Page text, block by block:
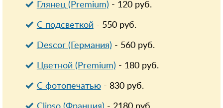
Глянец (Premium) - 120руб.
С подсветкой- 550руб.
Descor (Германия) - 560руб.
Цветной (Premium) - 180руб.
С фотопечатью- 830руб.